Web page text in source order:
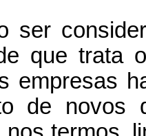
ser
que trata
empresas
de novos